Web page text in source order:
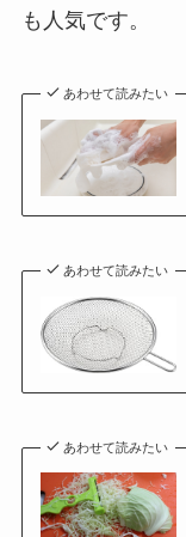
も人気です。
あわせて読みたい
あわせて読みたい
あわせて読みたい